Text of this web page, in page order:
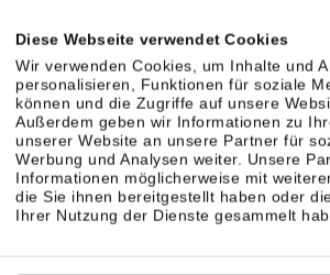
Diese Webseite verwendet Cookies
Wir verwenden Cookies, um Inhalte und
personalisieren, Funktionen für soziale
können und die Zugriffe auf unsere
Außerdem geben wir Informationen zu
unserer Website an unsere Partner für
Werbung und Analysen weiter. Unsere
Informationen möglicherweise mit
die Sie ihnen bereitgestellt haben oder
Ihrer Nutzung der Dienste gesammelt
ins Hotel und schafft stilvolle
die uns die Gäste oft ansprechen.
Die Gastfreundschaft haben Rosi
Anna weitergegeben. Sie betreut
Freude, Geduld und Charme –
Momenten.